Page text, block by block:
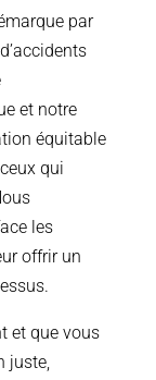
par
et notre
équitable
qui
les
offrir un
et que vous
juste,